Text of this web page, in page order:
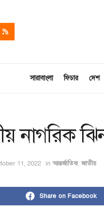
সারাবাংলা ফিচার দেশ
নাগরিক
11, 2022 in আন্তর্জাতিক,জাতীয়
Share on Facebook